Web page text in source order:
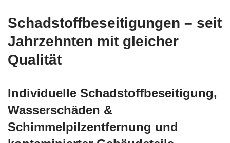
Schadstoffbeseitigungen – seit
Jahrzehnten mit gleicher
Qualität
Individuelle Schadstoffbeseitigung,
Wasserschäden &
Schimmelpilzentfernung und